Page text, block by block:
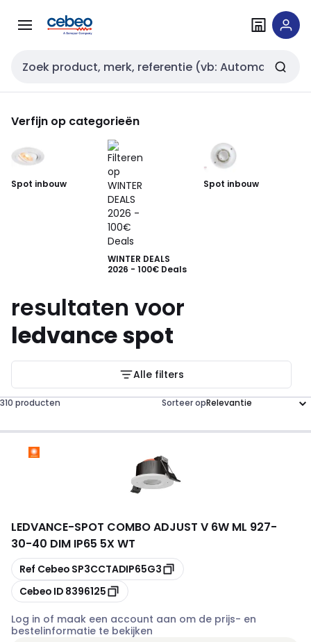
naar
naar
Zoekveld invoer
Verfijn op categorieën
Spot inbouw
WINTER DEALS
2026 - 100€ Deals
Spot inbouw
resultaten voor
ledvance spot
Alle filters
310 producten Sorteer op
LEDVANCE-SPOT COMBO ADJUST V 6W ML 927-
30-40 DIM IP65 5X WT
Kopiëren
Ref Cebeo SP3CCTADIP65G3
Kopiëren
Cebeo ID 8396125
Log in of maak een account aan om de prijs- en
bestelinformatie te bekijken